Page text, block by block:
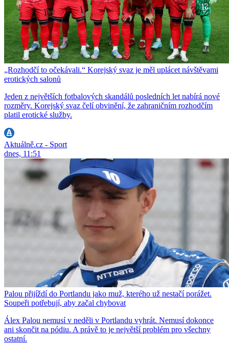
„Rozhodčí to očekávali.“ Korejský svaz je měl uplácet návštěvami
erotických salonů
Jeden z největších fotbalových skandálů posledních let nabírá nové
rozměry. Korejský svaz čelí obvinění, že zahraničním rozhodčím
platil erotické služby.
Aktuálně.cz - Sport
dnes, 11:51
Palou přijíždí do Portlandu jako muž, kterého už nestačí porážet.
Soupeři potřebují, aby začal chybovat
Álex Palou nemusí v neděli v Portlandu vyhrát. Nemusí dokonce
ani skončit na pódiu. A právě to je největší problém pro všechny
ostatní.